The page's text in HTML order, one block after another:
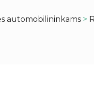
automobilininkams >